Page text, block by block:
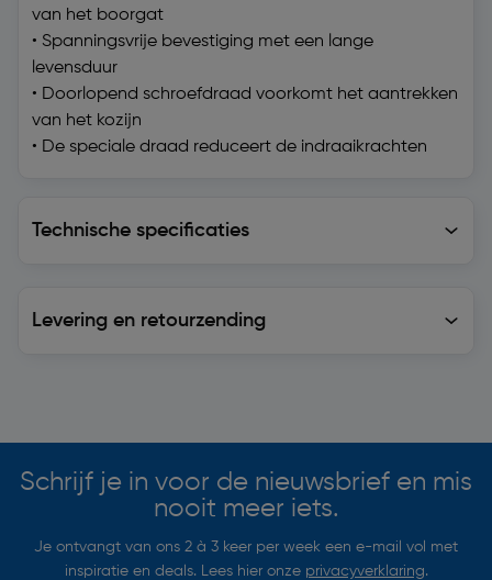
van het boorgat
• Spanningsvrije bevestiging met een lange
levensduur
• Doorlopend schroefdraad voorkomt het aantrekken
van het kozijn
• De speciale draad reduceert de indraaikrachten
Technische specificaties
Levering en retourzending
Schrijf je in voor de nieuwsbrief en mis
nooit meer iets.
Je ontvangt van ons 2 à 3 keer per week een e-mail vol met
inspiratie en deals. Lees hier onze privacyverklaring.